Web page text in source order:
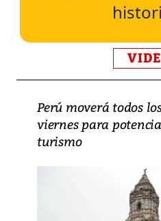
Perú moverá todos
viernes para
turismo